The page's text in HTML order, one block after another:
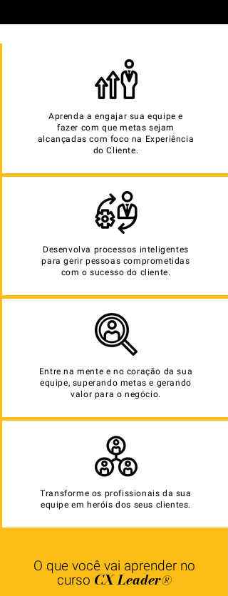
Aprenda a engajar sua equipe e
fazer com que metas sejam
alcançadas com foco na Experiência
do Cliente.
Desenvolva processos inteligentes
para gerir pessoas comprometidas
com o sucesso do cliente.
Entre na mente e no coração da sua
equipe, superando metas e gerando
valor para o negócio.
Transforme os profissionais da sua
equipe em heróis dos seus clientes.
O que você vai aprender no
curso CX Leader®